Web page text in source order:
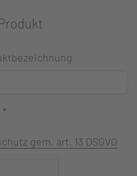
*
gem. art. 13 DSGVO